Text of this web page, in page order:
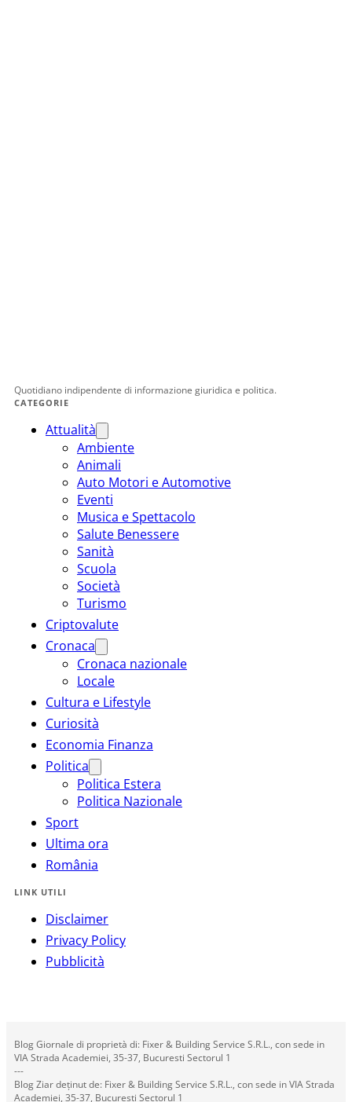
Quotidiano indipendente di informazione giuridica e politica.
CATEGORIE
Attualità
Ambiente
Animali
Auto Motori e Automotive
Eventi
Musica e Spettacolo
Salute Benessere
Sanità
Scuola
Società
Turismo
Criptovalute
Cronaca
Cronaca nazionale
Locale
Cultura e Lifestyle
Curiosità
Economia Finanza
Politica
Politica Estera
Politica Nazionale
Sport
Ultima ora
România
LINK UTILI
Disclaimer
Privacy Policy
Pubblicità
Blog Giornale di proprietà di: Fixer & Building Service S.R.L., con sede in
VIA Strada Academiei, 35-37, Bucuresti Sectorul 1
---
Blog Ziar deținut de: Fixer & Building Service S.R.L., con sede in VIA Strada
Academiei, 35-37, Bucuresti Sectorul 1